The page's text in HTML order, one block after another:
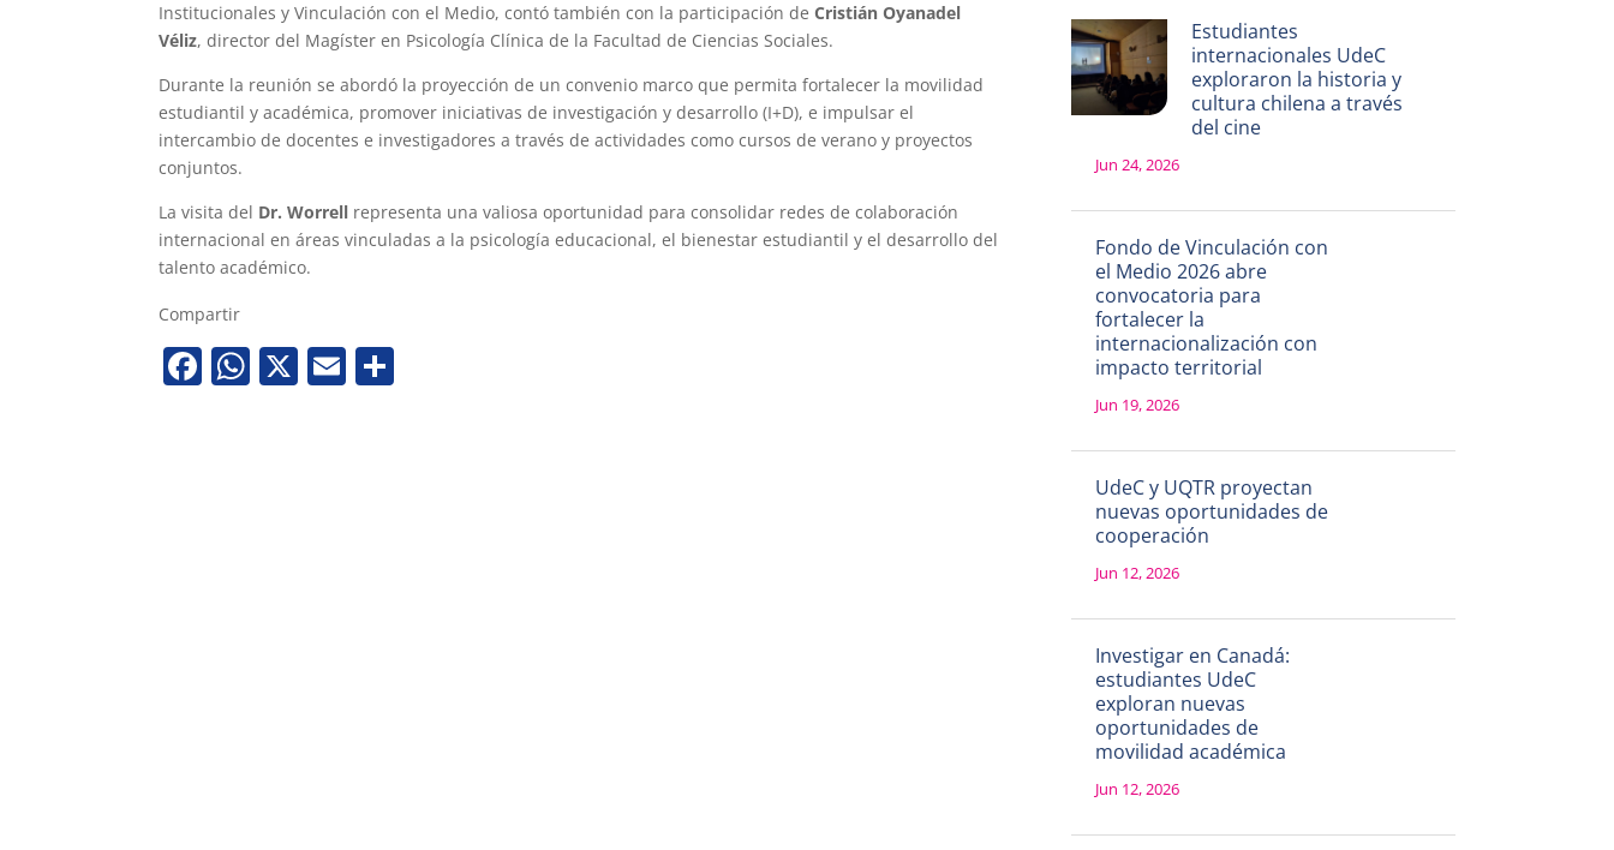
Institucionales y Vinculación con el Medio, contó también con la participación de Cristián Oyanadel
Véliz, director del Magíster en Psicología Clínica de la Facultad de Ciencias Sociales.
Durante la reunión se abordó la proyección de un convenio marco que permita fortalecer la movilidad
estudiantil y académica, promover iniciativas de investigación y desarrollo (I+D), e impulsar el
intercambio de docentes e investigadores a través de actividades como cursos de verano y proyectos
conjuntos.
La visita del Dr. Worrell representa una valiosa oportunidad para consolidar redes de colaboración
internacional en áreas vinculadas a la psicología educacional, el bienestar estudiantil y el desarrollo del
talento académico.
Compartir
Facebook
WhatsApp
X Email
Estudiantes
internacionales UdeC
exploraron la historia y
cultura chilena a través
del cine
Jun 24, 2026
Fondo de Vinculación con
el Medio 2026 abre
convocatoria para
fortalecer la
internacionalización con
impacto territorial
Jun 19, 2026
UdeC y UQTR proyectan
nuevas oportunidades de
cooperación
Jun 12, 2026
Investigar en Canadá:
estudiantes UdeC
exploran nuevas
oportunidades de
movilidad académica
Jun 12, 2026